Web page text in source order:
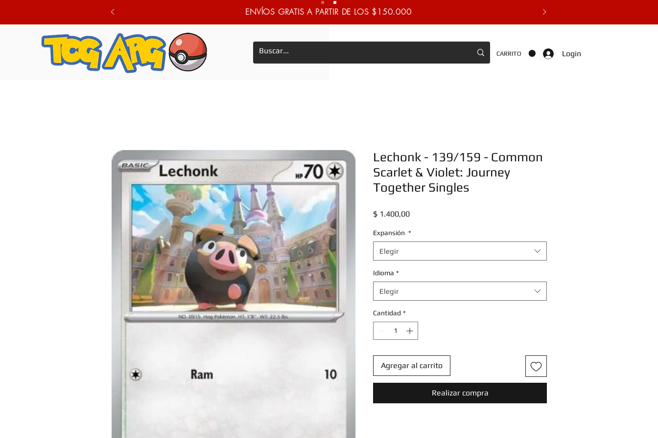
ENVÍOS GRATIS A PARTIR DE LOS $150.000
CARRITO Login
Lechonk - 139/159 - Common
Scarlet & Violet: Journey
Together Singles
$ 1.400,00Precio
Expansión *
Elegir
Idioma *
Elegir
Cantidad *
Agregar al carrito
Realizar compra